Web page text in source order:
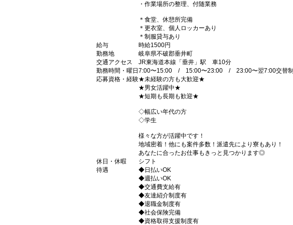
・作業場所の整理、付随業務
＊食堂、休憩所完備
＊更衣室、個人ロッカーあり
＊制服貸与あり
給与
時給1500円
勤務地
岐阜県不破郡垂井町
交通アクセス
JR東海道本線「垂井」駅 車10分
勤務時間・曜日 7:00〜15:00 / 15:00〜23:00 / 23:00〜翌7:00交替制
応募資格・経験★未経験の方も大歓迎★
★男女活躍中★
★短期も長期も歓迎★
◇幅広い年代の方
◇学生
様々な方が活躍中です！
地域密着！他にも案件多数！派遣先により寮もあり！
あなたに合ったお仕事もきっと見つかります◎
休日・休暇
シフト
待遇
◆日払いOK
◆週払いOK
◆交通費支給有
◆友達紹介制度有
◆退職金制度有
◆社会保険完備
◆資格取得支援制度有